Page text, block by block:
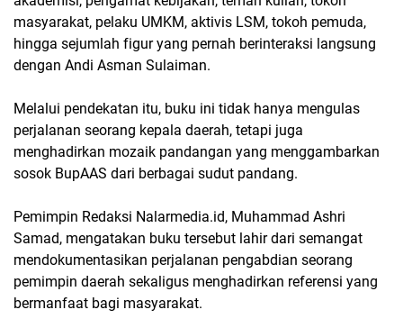
masyarakat, pelaku UMKM, aktivis LSM, tokoh pemuda,
hingga sejumlah figur yang pernah berinteraksi langsung
dengan Andi Asman Sulaiman.
Melalui pendekatan itu, buku ini tidak hanya mengulas
perjalanan seorang kepala daerah, tetapi juga
menghadirkan mozaik pandangan yang menggambarkan
sosok BupAAS dari berbagai sudut pandang.
Pemimpin Redaksi Nalarmedia.id, Muhammad Ashri
Samad, mengatakan buku tersebut lahir dari semangat
mendokumentasikan perjalanan pengabdian seorang
pemimpin daerah sekaligus menghadirkan referensi yang
bermanfaat bagi masyarakat.